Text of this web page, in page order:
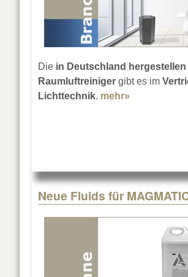
Die in Deutschland hergestellen
Raumluftreiniger gibt es im
Lichttechnik. mehr» about LMP
Neue Fluids für